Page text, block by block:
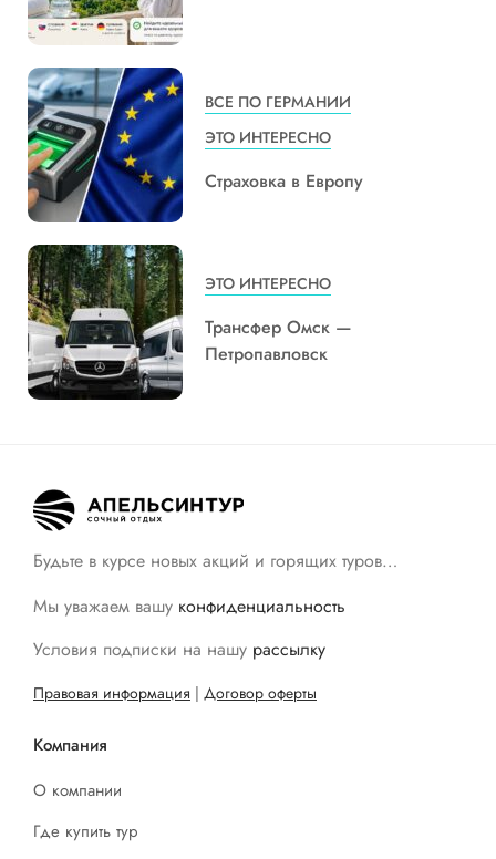
ВСЕ ПО ГЕРМАНИИ
ЭТО ИНТЕРЕСНО
Страховка в Европу
ЭТО ИНТЕРЕСНО
Трансфер Омск —
Петропавловск
Будьте в курсе новых акций и горящих туров…
Мы уважаем вашу конфиденциальность
Условия подписки на нашу рассылку
Правовая информация | Договор оферты
Компания
О компании
Где купить тур